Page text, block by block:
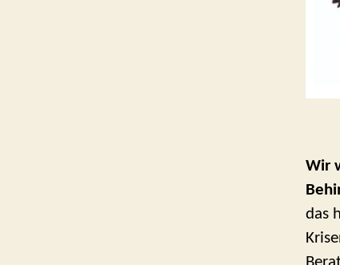
Wir
das